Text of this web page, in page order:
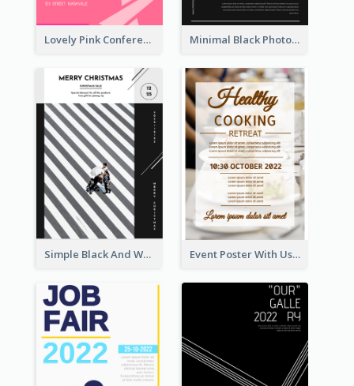
Lovely Pink Conference Promotional Poster Design Idea Minimal Black Photo Seasonal Sale Poster
Simple Black And White Photo Holiday Sale Poster Event Poster With Using Of Different Kinds Of Typography